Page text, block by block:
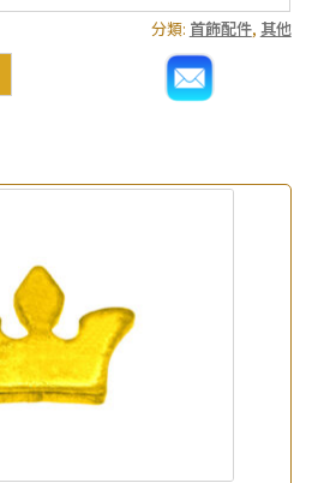
分類: 首飾配件, 其他